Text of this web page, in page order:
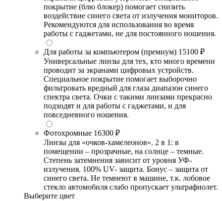
покрытие (блю блокер) помогает снизить
воздействие синего света от излучения мониторов.
Рекомендуются для использования во время
работы с гаджетами, не для постоянного ношения.
Для работы за компьютером (премиум) 15100 ₽
Универсальные линзы для тех, кто много времени
проводит за экранами цифровых устройств.
Специальное покрытие помогает выборочно
фильтровать вредный для глаза диапазон синего
спектра света. Очки с такими линзами прекрасно
подходят и для работы с гаджетами, и для
повседневного ношения.
Фотохромные 16300 ₽
Линзы для «очков-хамелеонов». 2 в 1: в
помещении – прозрачные, на солнце – темные.
Степень затемнения зависит от уровня УФ-
излучения. 100% UV- защита. Бонус – защита от
синего света. Не темнеют в машине, т.к. лобовое
стекло автомобиля слабо пропускает ультрафиолет.
Выберите цвет